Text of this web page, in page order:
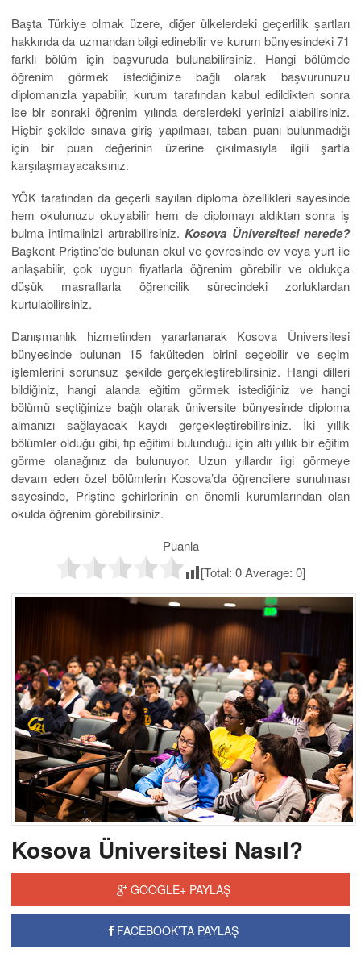
Başta Türkiye olmak üzere, diğer ülkelerdeki geçerlilik şartları
hakkında da uzmandan bilgi edinebilir ve kurum bünyesindeki 71
farklı bölüm için başvuruda bulunabilirsiniz. Hangi bölümde
öğrenim görmek istediğinize bağlı olarak başvurunuzu
diplomanızla yapabilir, kurum tarafından kabul edildikten sonra
ise bir sonraki öğrenim yılında derslerdeki yerinizi alabilirsiniz.
Hiçbir şekilde sınava giriş yapılması, taban puanı bulunmadığı
için bir puan değerinin üzerine çıkılmasıyla ilgili şartla
karşılaşmayacaksınız.
YÖK tarafından da geçerli sayılan diploma özellikleri sayesinde
hem okulunuzu okuyabilir hem de diplomayı aldıktan sonra iş
bulma ihtimalinizi artırabilirsiniz.Kosova Üniversitesi nerede?
Başkent Priştine’de bulunan okul ve çevresinde ev veya yurt ile
anlaşabilir, çok uygun fiyatlarla öğrenim görebilir ve oldukça
düşük masraflarla öğrencilik sürecindeki zorluklardan
kurtulabilirsiniz.
Danışmanlık hizmetinden yararlanarak Kosova Üniversitesi
bünyesinde bulunan 15 fakülteden birini seçebilir ve seçim
işlemlerini sorunsuz şekilde gerçekleştirebilirsiniz. Hangi dilleri
bildiğiniz, hangi alanda eğitim görmek istediğiniz ve hangi
bölümü seçtiğinize bağlı olarak üniversite bünyesinde diploma
almanızı sağlayacak kaydı gerçekleştirebilirsiniz. İki yıllık
bölümler olduğu gibi, tıp eğitimi bulunduğu için altı yıllık bir eğitim
görme olanağınız da bulunuyor. Uzun yıllardır ilgi görmeye
devam eden özel bölümlerin Kosova’da öğrencilere sunulması
sayesinde, Priştine şehirlerinin en önemli kurumlarından olan
okulda öğrenim görebilirsiniz.
Puanla
[Total: 0Average: 0]
Kosova Üniversitesi Nasıl?
GOOGLE+ PAYLAŞ
FACEBOOK’TA PAYLAŞ